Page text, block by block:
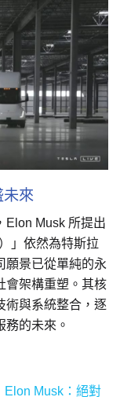
未來
Elon Musk 所提出
」依然為特斯拉
願景已從單純的永
會架構重塑。其核
術與系統整合，逐
的未來。
Elon Musk：絕對